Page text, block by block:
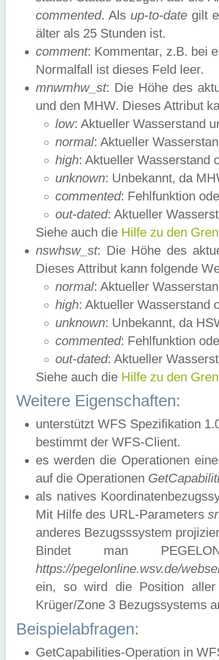
commented. Als up-to-date gilt
älter als 25 Stunden ist.
comment: Kommentar, z.B. bei
Normalfall ist dieses Feld leer.
mnwmhw_st: Die Höhe des
und den MHW. Dieses Attribut
low: Aktueller Wasserstand
normal: Aktueller
high: Aktueller Wasserstand
unknown: Unbekannt, da
commented: Fehlfunktion
out-dated: Aktueller
Siehe auch die Hilfe zu den
nswhsw_st: Die Höhe des
Dieses Attribut kann folgende
normal: Aktueller
high: Aktueller Wasserstand
unknown: Unbekannt, da
commented: Fehlfunktion
out-dated: Aktueller
Siehe auch die Hilfe zu den
Weitere Eigenschaften:
unterstützt WFS Spezifikation
bestimmt der WFS-Client.
es werden die Operationen
auf die Operationen
als natives
Mit Hilfe des URL-Parameters
anderes Bezugsssystem
Bindet man
https://pegelonline.wsv.de/
ein, so wird die Position
Krüger/Zone 3 Bezugssystems
Beispielabfragen:
GetCapabilities-Operation in